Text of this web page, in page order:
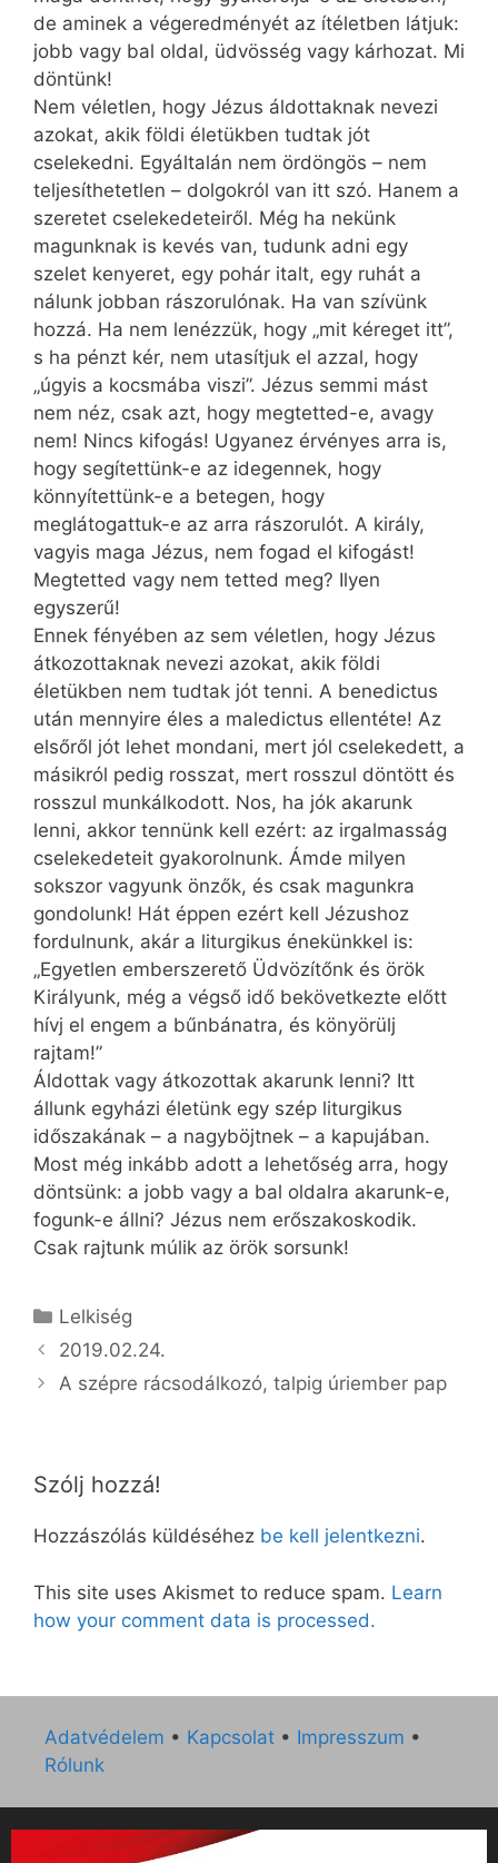
de aminek a végeredményét az ítéletben látjuk:
jobb vagy bal oldal, üdvösség vagy kárhozat. Mi
döntünk!
Nem véletlen, hogy Jézus áldottaknak nevezi
azokat, akik földi életükben tudtak jót
cselekedni. Egyáltalán nem ördöngös – nem
teljesíthetetlen – dolgokról van itt szó. Hanem a
szeretet cselekedeteiről. Még ha nekünk
magunknak is kevés van, tudunk adni egy
szelet kenyeret, egy pohár italt, egy ruhát a
nálunk jobban rászorulónak. Ha van szívünk
hozzá. Ha nem lenézzük, hogy „mit kéreget itt”,
s ha pénzt kér, nem utasítjuk el azzal, hogy
„úgyis a kocsmába viszi”. Jézus semmi mást
nem néz, csak azt, hogy megtetted-e, avagy
nem! Nincs kifogás! Ugyanez érvényes arra is,
hogy segítettünk-e az idegennek, hogy
könnyítettünk-e a betegen, hogy
meglátogattuk-e az arra rászorulót. A király,
vagyis maga Jézus, nem fogad el kifogást!
Megtetted vagy nem tetted meg? Ilyen
egyszerű!
Ennek fényében az sem véletlen, hogy Jézus
átkozottaknak nevezi azokat, akik földi
életükben nem tudtak jót tenni. A benedictus
után mennyire éles a maledictus ellentéte! Az
elsőről jót lehet mondani, mert jól cselekedett, a
másikról pedig rosszat, mert rosszul döntött és
rosszul munkálkodott. Nos, ha jók akarunk
lenni, akkor tennünk kell ezért: az irgalmasság
cselekedeteit gyakorolnunk. Ámde milyen
sokszor vagyunk önzők, és csak magunkra
gondolunk! Hát éppen ezért kell Jézushoz
fordulnunk, akár a liturgikus énekünkkel is:
„Egyetlen emberszerető Üdvözítőnk és örök
Királyunk, még a végső idő bekövetkezte előtt
hívj el engem a bűnbánatra, és könyörülj
rajtam!”
Áldottak vagy átkozottak akarunk lenni? Itt
állunk egyházi életünk egy szép liturgikus
időszakának – a nagyböjtnek – a kapujában.
Most még inkább adott a lehetőség arra, hogy
döntsünk: a jobb vagy a bal oldalra akarunk-e,
fogunk-e állni? Jézus nem erőszakoskodik.
Csak rajtunk múlik az örök sorsunk!
Kategória
Lelkiség
2019.02.24.
A szépre rácsodálkozó, talpig úriember pap
Szólj hozzá!
Hozzászólás küldéséhez be kell jelentkezni.
This site uses Akismet to reduce spam. Learn
how your comment data is processed.
Adatvédelem • Kapcsolat • Impresszum •
Rólunk